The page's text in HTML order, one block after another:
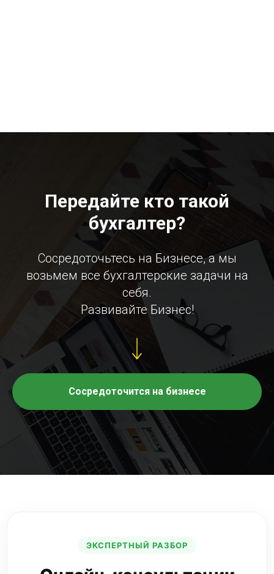
Передайте кто такой
бухгалтер?
Сосредоточьтесь на Бизнесе, а мы
возьмем все бухгалтерские задачи на
себя.
Развивайте Бизнес!
Сосредоточится на бизнесе
ЭКСПЕРТНЫЙ РАЗБОР